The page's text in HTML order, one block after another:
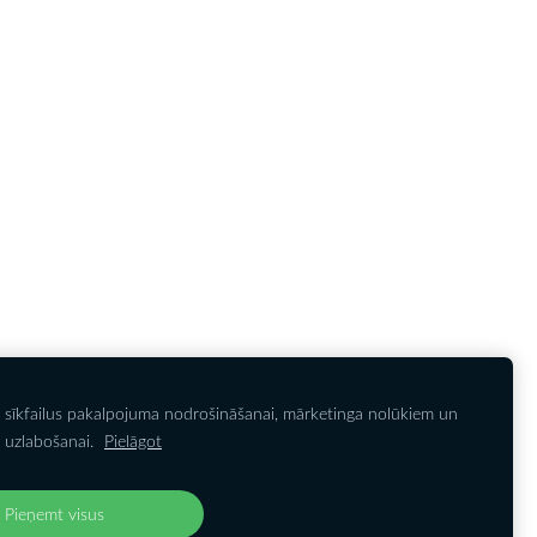
JAUNUMIEM Noteikumi Sīkdatnes
pakalpojuma nodrošināšanai, mārketinga nolūkiem un
Pielāgot
Pieņemt visus